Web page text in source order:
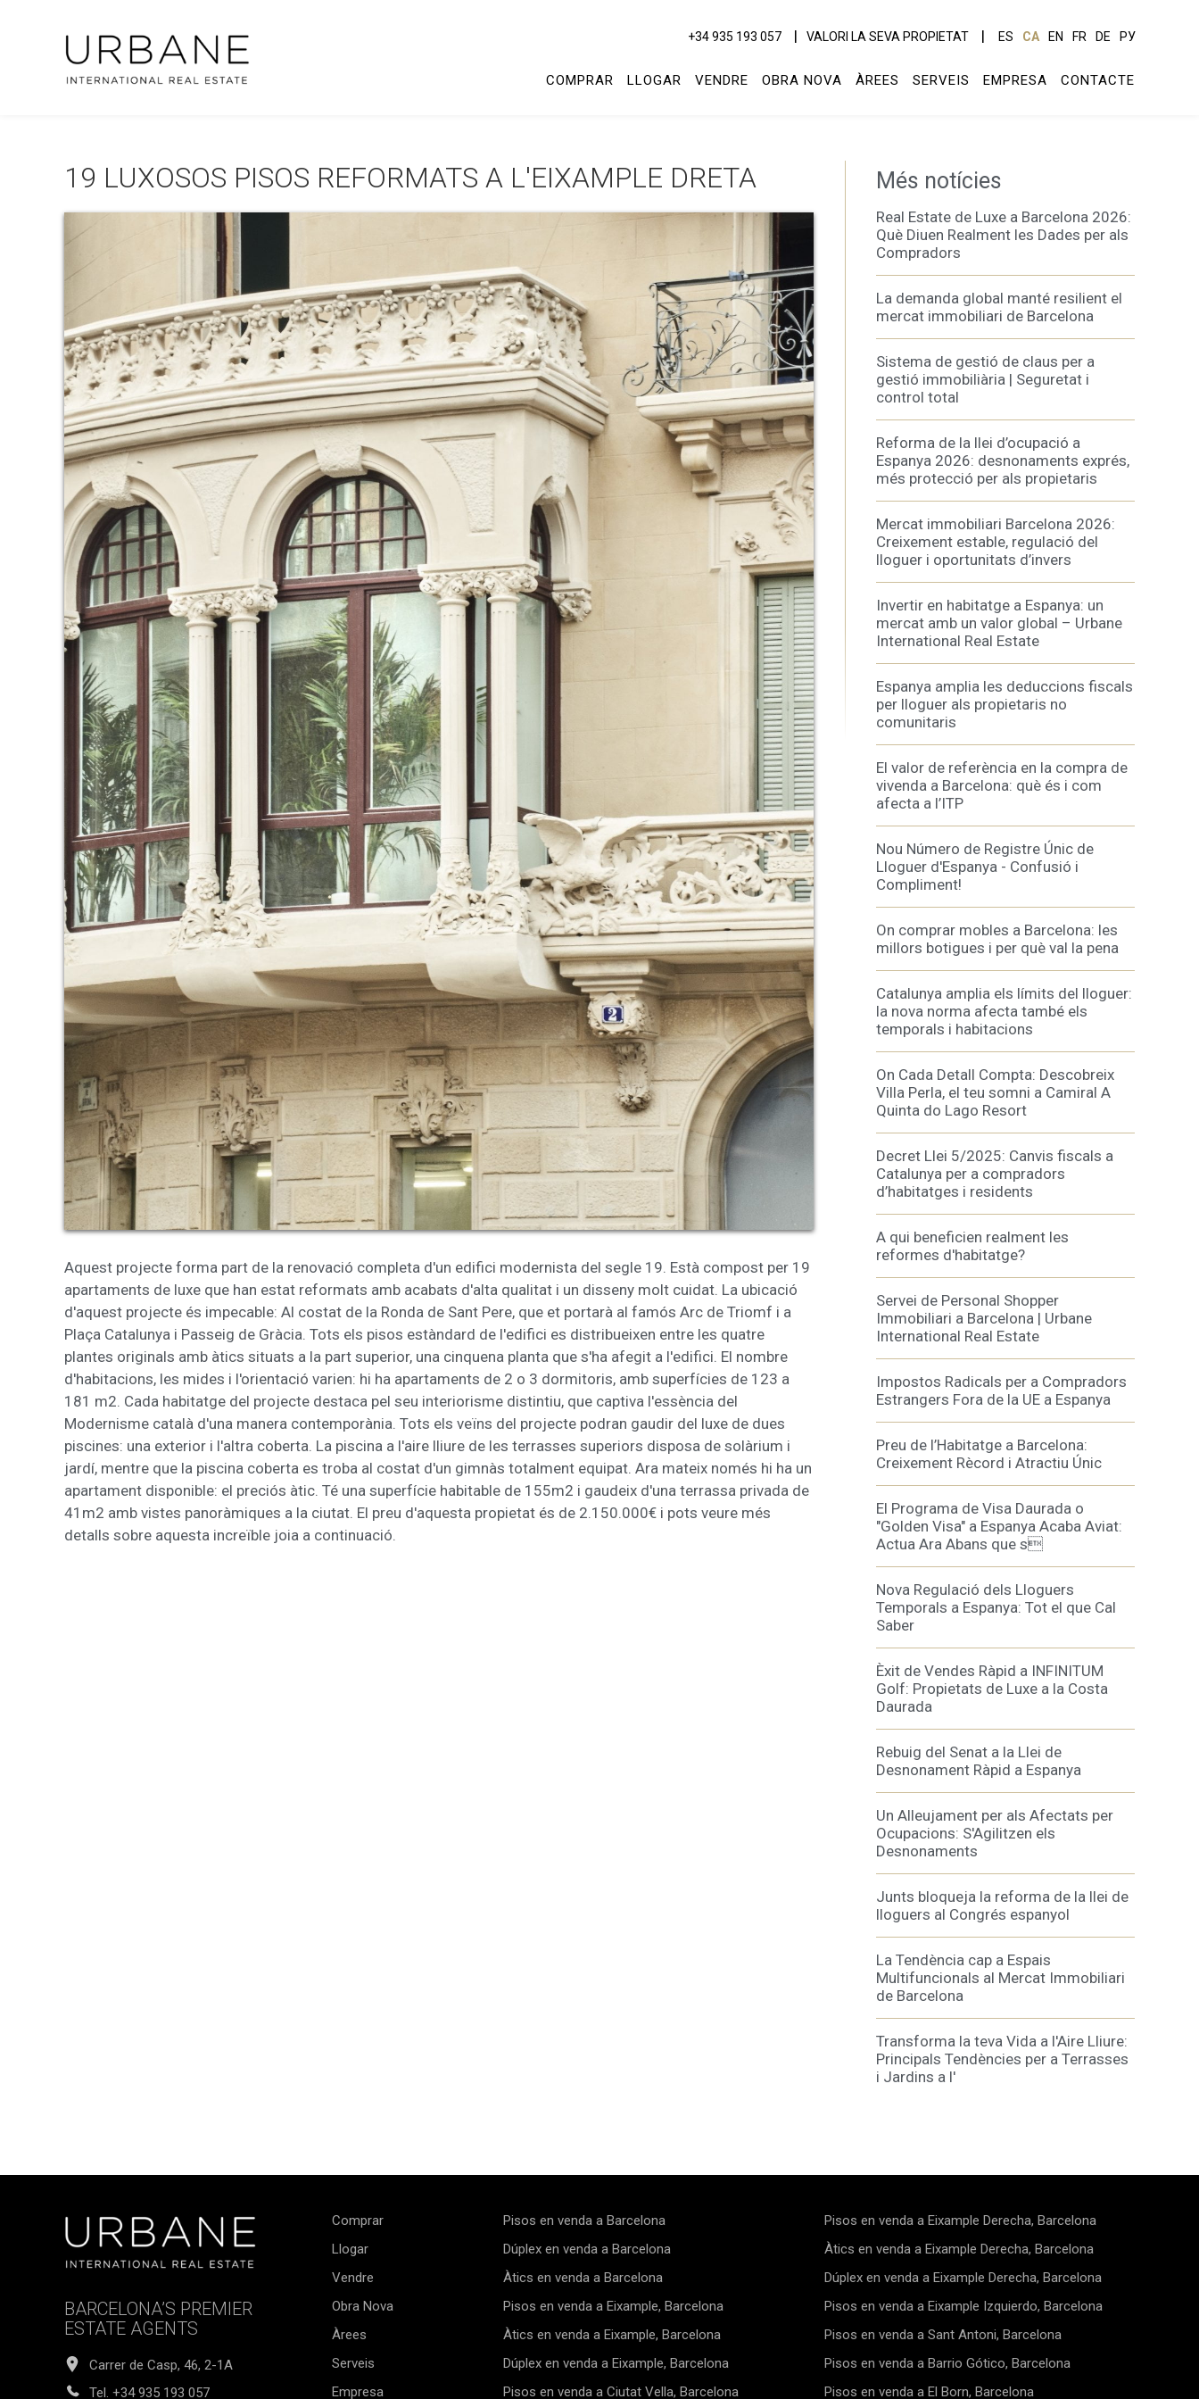
+34 935 193 057 VALORI LA SEVA PROPIETAT ES CA EN FR DE РУ
COMPRAR LLOGAR VENDRE OBRA NOVA ÀREES SERVEIS EMPRESA CONTACTE
19 LUXOSOS PISOS REFORMATS A L'EIXAMPLE DRETA
Aquest projecte forma part de la renovació completa d'un edifici modernista del segle 19. Està compost per 19
apartaments de luxe que han estat reformats amb acabats d'alta qualitat i un disseny molt cuidat. La ubicació
d'aquest projecte és impecable: Al costat de la Ronda de Sant Pere, que et portarà al famós Arc de Triomf i a
Plaça Catalunya i Passeig de Gràcia. Tots els pisos estàndard de l'edifici es distribueixen entre les quatre
plantes originals amb àtics situats a la part superior, una cinquena planta que s'ha afegit a l'edifici. El nombre
d'habitacions, les mides i l'orientació varien: hi ha apartaments de 2 o 3 dormitoris, amb superfícies de 123 a
181 m2. Cada habitatge del projecte destaca pel seu interiorisme distintiu, que captiva l'essència del
Modernisme català d'una manera contemporània. Tots els veïns del projecte podran gaudir del luxe de dues
piscines: una exterior i l'altra coberta. La piscina a l'aire lliure de les terrasses superiors disposa de solàrium i
jardí, mentre que la piscina coberta es troba al costat d'un gimnàs totalment equipat. Ara mateix només hi ha un
apartament disponible: el preciós àtic. Té una superfície habitable de 155m2 i gaudeix d'una terrassa privada de
41m2 amb vistes panoràmiques a la ciutat. El preu d'aquesta propietat és de 2.150.000€ i pots veure més
detalls sobre aquesta increïble joia a continuació.
Més notícies
Real Estate de Luxe a Barcelona 2026:
Què Diuen Realment les Dades per als
Compradors
La demanda global manté resilient el
mercat immobiliari de Barcelona
Sistema de gestió de claus per a
gestió immobiliària | Seguretat i
control total
Reforma de la llei d’ocupació a
Espanya 2026: desnonaments exprés,
més protecció per als propietaris
Mercat immobiliari Barcelona 2026:
Creixement estable, regulació del
lloguer i oportunitats d’invers
Invertir en habitatge a Espanya: un
mercat amb un valor global – Urbane
International Real Estate
Espanya amplia les deduccions fiscals
per lloguer als propietaris no
comunitaris
El valor de referència en la compra de
vivenda a Barcelona: què és i com
afecta a l’ITP
Nou Número de Registre Únic de
Lloguer d'Espanya - Confusió i
Compliment!
On comprar mobles a Barcelona: les
millors botigues i per què val la pena
Catalunya amplia els límits del lloguer:
la nova norma afecta també els
temporals i habitacions
On Cada Detall Compta: Descobreix
Villa Perla, el teu somni a Camiral A
Quinta do Lago Resort
Decret Llei 5/2025: Canvis fiscals a
Catalunya per a compradors
d’habitatges i residents
A qui beneficien realment les
reformes d'habitatge?
Servei de Personal Shopper
Immobiliari a Barcelona | Urbane
International Real Estate
Impostos Radicals per a Compradors
Estrangers Fora de la UE a Espanya
Preu de l’Habitatge a Barcelona:
Creixement Rècord i Atractiu Únic
El Programa de Visa Daurada o
"Golden Visa" a Espanya Acaba Aviat:
Actua Ara Abans que s
Nova Regulació dels Lloguers
Temporals a Espanya: Tot el que Cal
Saber
Èxit de Vendes Ràpid a INFINITUM
Golf: Propietats de Luxe a la Costa
Daurada
Rebuig del Senat a la Llei de
Desnonament Ràpid a Espanya
Un Alleujament per als Afectats per
Ocupacions: S'Agilitzen els
Desnonaments
Junts bloqueja la reforma de la llei de
lloguers al Congrés espanyol
La Tendència cap a Espais
Multifuncionals al Mercat Immobiliari
de Barcelona
Transforma la teva Vida a l'Aire Lliure:
Principals Tendències per a Terrasses
i Jardins a l'
BARCELONA’S PREMIER
ESTATE AGENTS
Carrer de Casp, 46, 2-1A
Tel. +34 935 193 057
Comprar
Llogar
Vendre
Obra Nova
Àrees
Serveis
Empresa
Pisos en venda a Barcelona
Dúplex en venda a Barcelona
Àtics en venda a Barcelona
Pisos en venda a Eixample, Barcelona
Àtics en venda a Eixample, Barcelona
Dúplex en venda a Eixample, Barcelona
Pisos en venda a Ciutat Vella, Barcelona
Pisos en venda a Eixample Derecha, Barcelona
Àtics en venda a Eixample Derecha, Barcelona
Dúplex en venda a Eixample Derecha, Barcelona
Pisos en venda a Eixample Izquierdo, Barcelona
Pisos en venda a Sant Antoni, Barcelona
Pisos en venda a Barrio Gótico, Barcelona
Pisos en venda a El Born, Barcelona
Modificar cookies
Tècniques i funcionals Sempre activades
Aquest lloc web utilitza cookies pròpies per recopilar informació amb la finalitat de
millorar els nostres serveis. Si continua navegant, suposa l'acceptació de la instal·lació
de les mateixes. L'usuari té la possibilitat de configurar el navegador podent, si així ho
desitja, impedir que siguin instal·lades al disc dur, encara que haurà de tenir en
compte que aquesta acció podrà ocasionar dificultats de navegació de la pàgina web.
Analítiques i personalització
Permeten fer el seguiment i l'anàlisi del comportament dels usuaris d'aquest lloc web.
La informació recollida mitjançant aquest tipus de cookies s'utilitza en el mesurament
de l'activitat del web per a l'elaboració de perfils de navegació dels usuaris per
introduir millores en funció de l'anàlisi de les dades d'ús que fan els usuaris del servei.
Permeten desar la informació de preferència de l'usuari per millorar la qualitat dels
nostres serveis i oferir una millor experiència a través de productes recomanats.
Marketing i publicitat
Aquestes cookies són utilitzades per emmagatzemar informació sobre les
preferències i les eleccions personals de l'usuari a través de l'observació continuada
dels seus hàbits de navegació. Gràcies a elles, podem conèixer els hàbits de
navegació al lloc web i mostrar publicitat relacionada amb el perfil de navegació de
l'usuari.
Guardar configuració Acceptar totes